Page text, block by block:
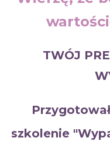
TWÓJ
szkolenie